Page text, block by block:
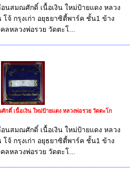
นสมณศักดิ์ เนื้อเงิน ใหม่ป้ายแดง หลวง
จ้ กรุงเก่า อยุธยาซิตี้พาร์ค ชั้น1 ข้าง
ลหลวงพ่อรวย วัดตะโ...
ดิ์ เนื้อเงิน ใหม่ป้ายแดง หลวงพ่อรวย วัดตะโก
นสมณศักดิ์ เนื้อเงิน ใหม่ป้ายแดง หลวง
จ้ กรุงเก่า อยุธยาซิตี้พาร์ค ชั้น1 ข้าง
ลหลวงพ่อรวย วัดตะโ...